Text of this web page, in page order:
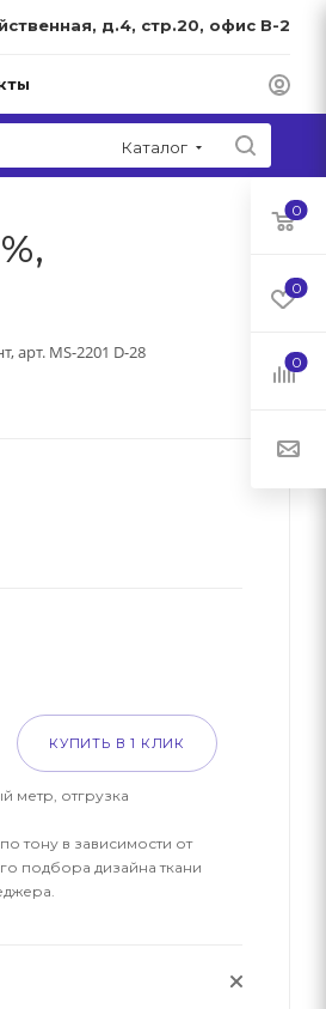
д.4, стр.20, офис В-2
Каталог
арт. MS-2201 D-28
КУПИТЬ В 1 КЛИК
метр, отгрузка
тону в зависимости от
подбора дизайна ткани
0
0
0